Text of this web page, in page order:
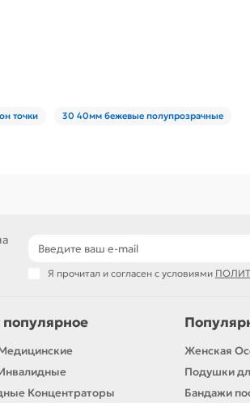
точки 30 40мм бежевые полупрозрачные
Я прочитал и согласен с условиями
популярное
Концентраторы
Женская
Подушки
Бандажи